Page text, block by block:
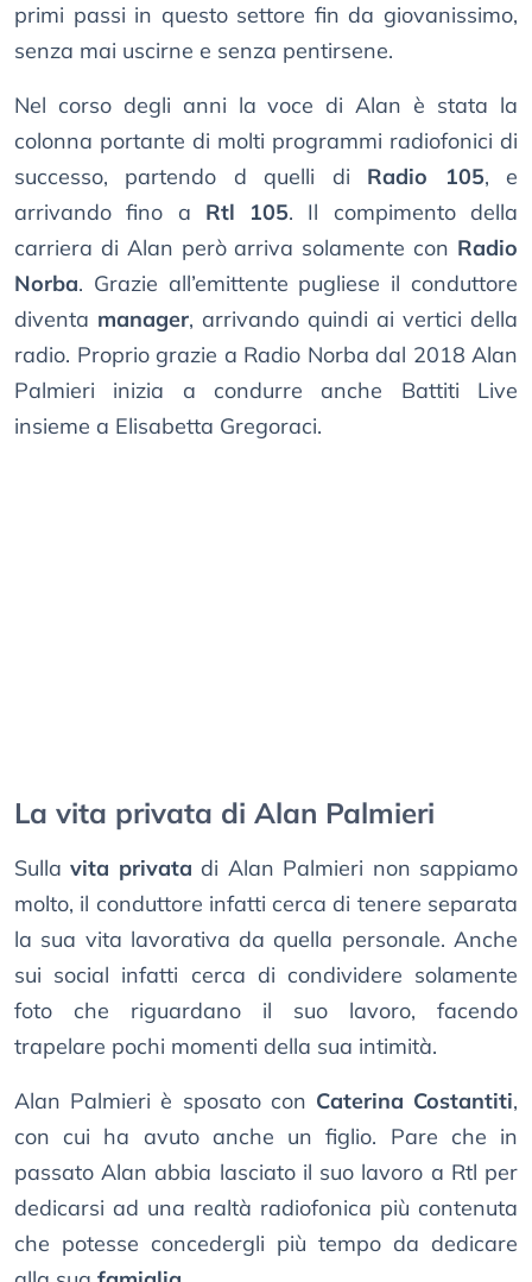
primi passi in questo settore fin da giovanissimo,
senza mai uscirne e senza pentirsene.
Nel corso degli anni la voce di Alan è stata la
colonna portante di molti programmi radiofonici di
successo, partendo d quelli di Radio 105, e
arrivando fino a Rtl 105. Il compimento della
carriera di Alan però arriva solamente con Radio
Norba. Grazie all’emittente pugliese il conduttore
diventa manager, arrivando quindi ai vertici della
radio. Proprio grazie a Radio Norba dal 2018 Alan
Palmieri inizia a condurre anche Battiti Live
insieme a Elisabetta Gregoraci.
La vita privata di Alan Palmieri
Sullavita privata di Alan Palmieri non sappiamo
molto, il conduttore infatti cerca di tenere separata
la sua vita lavorativa da quella personale. Anche
sui social infatti cerca di condividere solamente
foto che riguardano il suo lavoro, facendo
trapelare pochi momenti della sua intimità.
Alan Palmieri è sposato con Caterina Costantiti,
con cui ha avuto anche un figlio. Pare che in
passato Alan abbia lasciato il suo lavoro a Rtl per
dedicarsi ad una realtà radiofonica più contenuta
che potesse concedergli più tempo da dedicare